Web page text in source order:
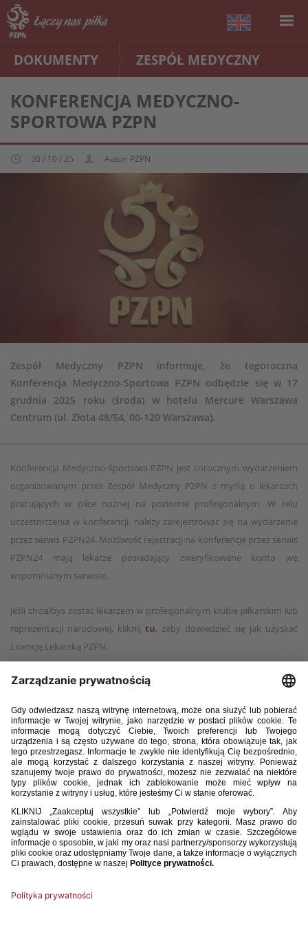
DOKUMENTY ZESPÓŁ MEDYCZNY
KONFERENCJA MEDYCZNO-
SPORTOWA PZPN
30 / 10 / 25 Autor: PZPN
Zespół Medyczny PZPN informuje, że tegoroczna
Konferencja Medyczno-Sportowa PZPN odbędzie się w 17
grudnia 2025 roku (środa) w hotelu Mercure Warszawa
Centrum (ul. Złota 48/54, 00-120 Warszawa).
Konferencja Medyczno-Sportowa PZPN jest corocznym wydarzeniem
organizowanym przez Zespół Medyczny PZPN z myślą o lekarzach
pracujących w piłce nożnej na poziomie profesjonalnym. W celu
uczestniczenia w konferencji, należy zarejestrować się na wydarzenie
przez serwis PZPN24. Możliwość rejestracji na konferencję przez serwis
PZPN24 mają lekarze posiadający zweryfikowane konto we
wspomnianym serwisie.
Jeśli chciałbyś zostać lekarzem w profesjonalnym klubie piłkarskim lub
reprezentacji narodowej, kliknij tu, żeby dowiedzieć się jak uzyskać
Licencję Lekarską PZPN.
Jednocześnie uprzejmie przypominamy, że aplikowanie się na
ds. Licencji Lekarskich. Jeśli lekarzowi kończy się ważność Licencji
Lekarskiej PZPN i chciałby ją przedłużyć, musi zaaplikować dodatkowo
na komisję w systemie PZPN24.
Rejestracja na Konferencję Medyczno-Sportową PZPN 2025 możliwa
będzie od 30.10.2025 do 07.12.2025 r..
Rejestracja na Komisję ds. Licencji Lekarskich PZPN możliwa będzie od
01.12.2025 do 31.12.2025 r..
Szczegółowa Agenda wydarzenia zostanie opublikowana na początku